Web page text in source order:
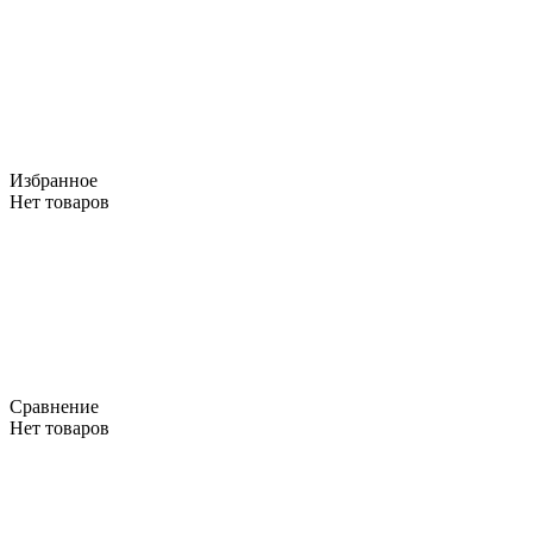
Избранное
Нет товаров
Сравнение
Нет товаров